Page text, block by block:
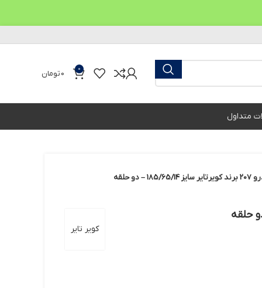
0
0تومان
متداول
– دو حلقه
کویر تایر